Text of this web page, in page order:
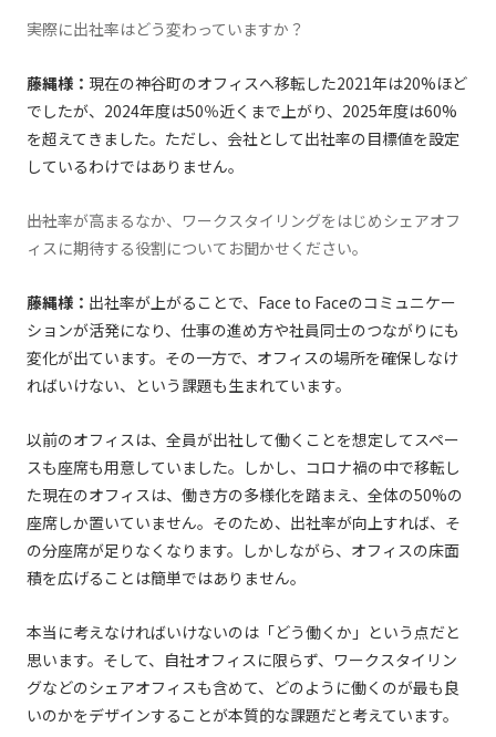
――実際に出社率はどう変わっていますか？
藤縄様： 現在の神谷町のオフィスへ移転した2021年は20%ほど
でしたが、2024年度は50％近くまで上がり、2025年度は60%
を超えてきました。ただし、会社として出社率の目標値を設定
しているわけではありません。
――出社率が高まるなか、ワークスタイリングをはじめシェアオフ
ィスに期待する役割についてお聞かせください。
藤縄様： 出社率が上がることで、Face to Faceのコミュニケー
ションが活発になり、仕事の進め方や社員同士のつながりにも
変化が出ています。その一方で、オフィスの場所を確保しなけ
ればいけない、という課題も生まれています。
以前のオフィスは、全員が出社して働くことを想定してスペー
スも座席も用意していました。しかし、コロナ禍の中で移転し
た現在のオフィスは、働き方の多様化を踏まえ、全体の50%の
座席しか置いていません。そのため、出社率が向上すれば、そ
の分座席が足りなくなります。しかしながら、オフィスの床面
積を広げることは簡単ではありません。
本当に考えなければいけないのは「どう働くか」という点だと
思います。そして、自社オフィスに限らず、ワークスタイリン
グなどのシェアオフィスも含めて、どのように働くのが最も良
いのかをデザインすることが本質的な課題だと考えています。